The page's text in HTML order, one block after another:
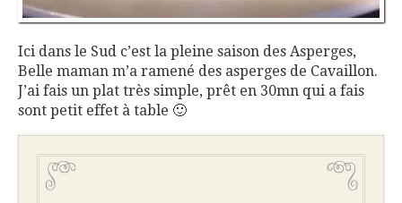
Ici dans le Sud c’est la pleine saison des Asperges,
Belle maman m’a ramené des asperges de Cavaillon.
J’ai fais un plat très simple, prêt en 30mn qui a fais
sont petit effet à table 🙂